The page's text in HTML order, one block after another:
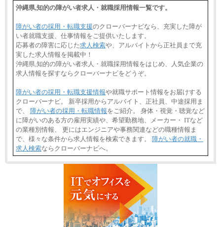
沖縄県,知的の障がい者求人・就職採用情報一覧です。
障がい者の採用・転職支援のクローバーナビなら、充実した障が
い者就職支援、仕事情報をご提供いたします。
応募者の障害に応じた求人検索や、アルバイトから正社員まで充
実した求人情報を掲載中！
沖縄県,知的の障がい者求人・就職採用情報をはじめ、人気企業の
求人情報を探すならクローバーナビをどうぞ。
障がい者の採用・転職支援情報や就職サポート情報をお届けする
クローバーナビ。 新卒採用からアルバイト、正社員、中途採用ま
で、 障がい者の採用・転職情報をご紹介。 身体・視覚・聴覚など
に障がいのある方の雇用実績や、希望勤務地、メーカー・ ITなど
の業種別情報、 更にはエンジニアや事務関連などの職種情報ま
で、様々な条件から求人情報を検索できます。 障がい者の就職・
求人検索ならクローバーナビへ。